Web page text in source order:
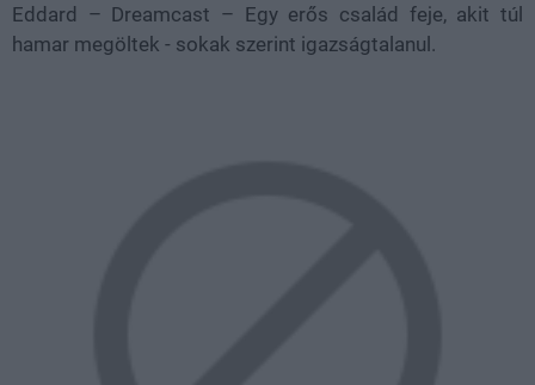
Eddard – Dreamcast – Egy erős család feje, akit túl
hamar megöltek - sokak szerint igazságtalanul.